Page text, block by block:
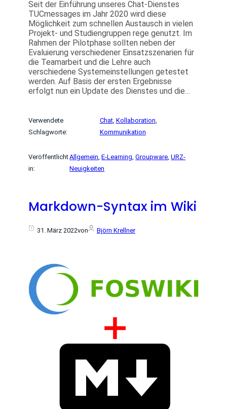
Seit der Einführung unseres Chat-Dienstes
TUCmessages im Jahr 2020 wird diese
Möglichkeit zum schnellen Austausch in vielen
Projekt- und Studiengruppen rege genutzt. Im
Rahmen der Pilotphase sollten neben der
Evaluierung verschiedener Einsatzszenarien für
die Teamarbeit und die Lehre auch
verschiedene Systemeinstellungen getestet
werden. Auf Basis der ersten Ergebnisse
erfolgt nun ein Update des Dienstes und die…
Verwendete
Schlagworte:
Chat, Kollaboration
Kommunikation
Veröffentlicht
in:
Allgemein , E-Learning , Groupware , URZ-
Neuigkeiten
Markdown-Syntax im Wiki
31. März 2022von Björn Krellner